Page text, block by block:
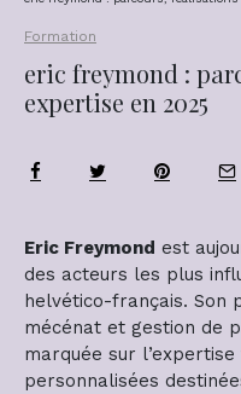
Formation
eric freymond :
expertise en 2025
Eric Freymond est
des acteurs les plus
helvético-français. Son
mécénat et gestion de
marquée sur
personnalisées